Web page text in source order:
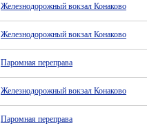
Железнодорожный вокзал Конаково
Железнодорожный вокзал Конаково
Паромная переправа
Железнодорожный вокзал Конаково
Паромная переправа